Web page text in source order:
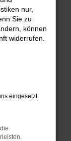
können:
deine
einem
nur,
Sie zu
können
widerrufen.
eingesetzt: